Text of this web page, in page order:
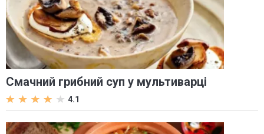
Смачний грибний суп у мультиварці
4.1